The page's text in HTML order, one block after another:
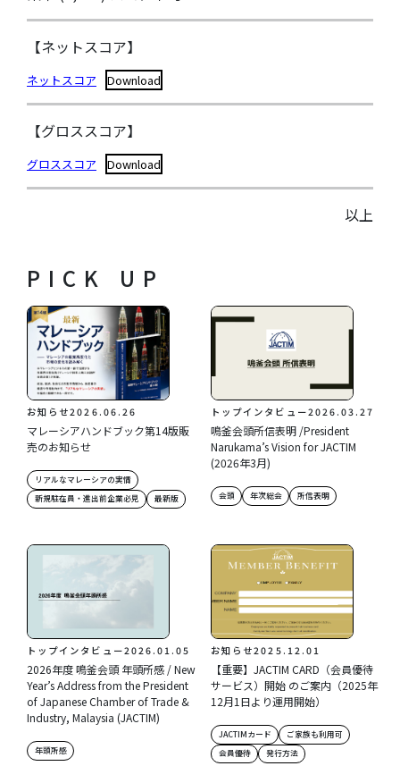
【ネットスコア】
ネットスコア Download
【グロススコア】
グロススコア Download
以上
PICK UP
お知らせ2026.06.26
マレーシアハンドブック第14版販
売のお知らせ
リアルなマレーシアの実情
新規駐在員・進出前企業必見
最新版
トップインタビュー2026.03.27
鳴釜会頭所信表明 /President
Narukama’s Vision for JACTIM
(2026年3月)
会頭 年次総会 所信表明
トップインタビュー2026.01.05
2026年度 鳴釜会頭 年頭所感 / New
Year’s Address from the President
of Japanese Chamber of Trade &
Industry, Malaysia (JACTIM)
年頭所感
お知らせ2025.12.01
【重要】JACTIM CARD（会員優待
サービス）開始 のご案内（2025年
12月1日より運用開始）
JACTIMカード
ご家族も利用可
会員優待
発行方法